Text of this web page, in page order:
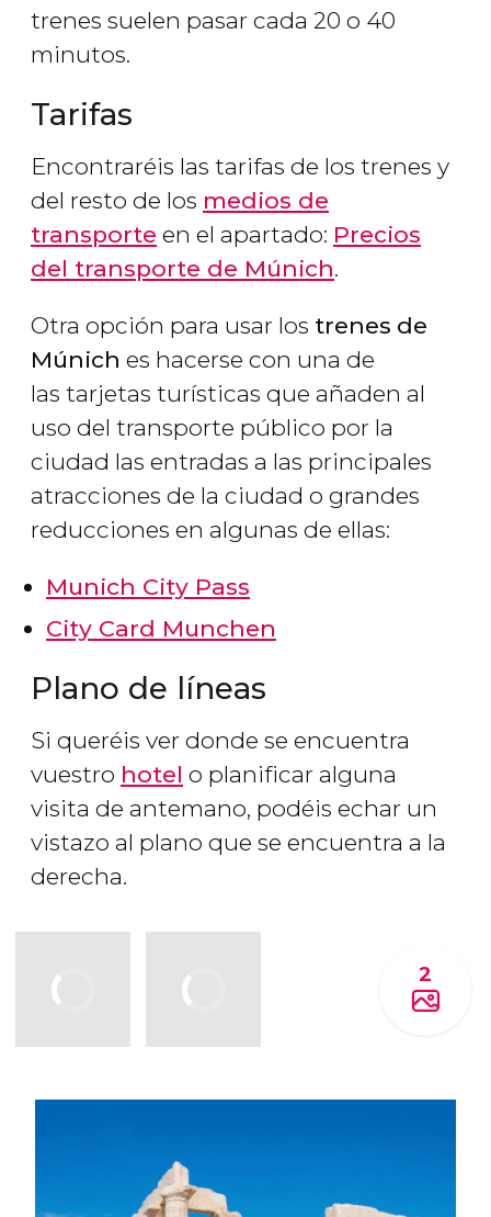
trenes suelen pasar cada 20 o 40
minutos.
Tarifas
Encontraréis las tarifas de los trenes y
del resto de los medios de
transporte en el apartado: Precios
del transporte de Múnich.
Otra opción para usar los trenes de
Múnich es hacerse con una de
las tarjetas turísticas que añaden al
uso del transporte público por la
ciudad las entradas a las principales
atracciones de la ciudad o grandes
reducciones en algunas de ellas:
Munich City Pass
City Card Munchen
Plano de líneas
Si queréis ver donde se encuentra
vuestro hotel o planificar alguna
visita de antemano, podéis echar un
vistazo al plano que se encuentra a la
derecha.
2